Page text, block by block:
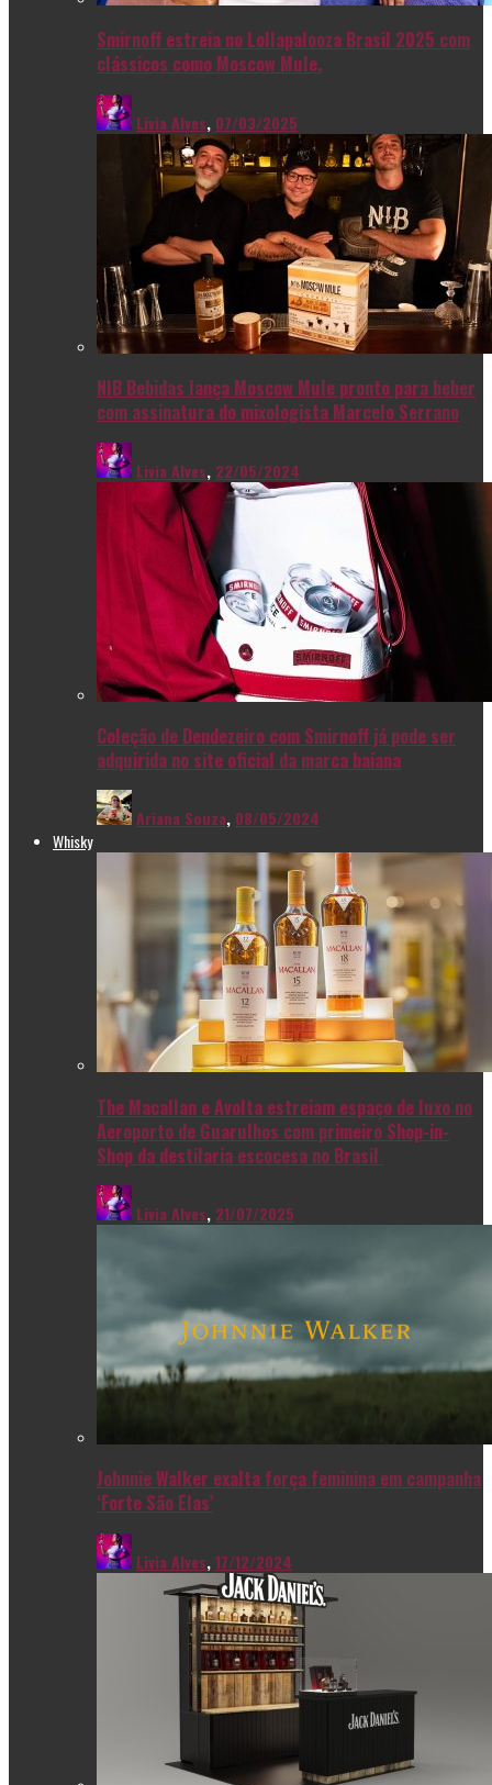
Smirnoff estreia no Lollapalooza Brasil 2025 com
clássicos como Moscow Mule.
Livia Alves, 07/03/2025
NIB Bebidas lança Moscow Mule pronto para beber
com assinatura do mixologista Marcelo Serrano
Livia Alves, 22/05/2024
Coleção de Dendezeiro com Smirnoff já pode ser
adquirida no site oficial da marca baiana
Ariana Souza, 08/05/2024
Whisky
The Macallan e Avolta estreiam espaço de luxo no
Aeroporto de Guarulhos com primeiro Shop-in-
Shop da destilaria escocesa no Brasil
Livia Alves, 21/07/2025
Johnnie Walker exalta força feminina em campanha
‘Forte São Elas’
Livia Alves,17/12/2024